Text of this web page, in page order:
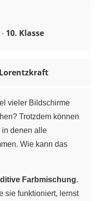
- 10. Klasse
Lorentzkraft
vieler Bildschirme
Trotzdem können
in denen alle
Wie kann das
Farbmischung.
sie funktioniert, lernst